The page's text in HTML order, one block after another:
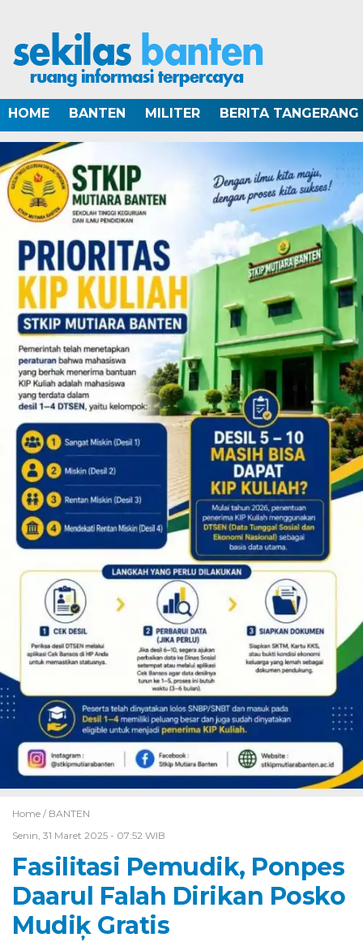
HOME BANTEN MILITER BERITA TANGERANG
Home / BANTEN
Senin, 31 Maret 2025 - 07:52 WIB
Fasilitasi Pemudik, Ponpes
Daarul Falah Dirikan Posko
Mudiķ Gratis